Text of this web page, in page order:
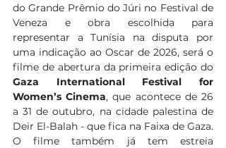
do Grande Prêmio do Júri no Festival de
Veneza e obra escolhida para
representar a Tunísia na disputa por
uma indicação ao Oscar de 2026, será o
Gaza International Festival for
Women’s Cinema, que acontece de 26
a 31 de outubro, na cidade palestina de
Deir El-Balah - que fica na Faixa de Gaza.
O filme também já tem estreia